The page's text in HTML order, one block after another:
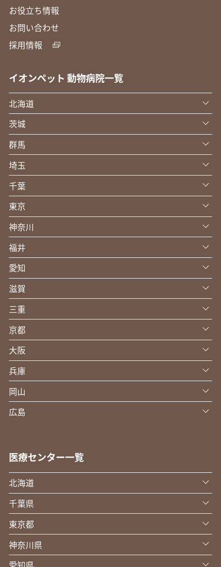
お役立ち情報
お問い合わせ
採用情報
イオンペット 動物病院一覧
北海道
茨城
群馬
埼玉
千葉
東京
神奈川
福井
愛知
滋賀
三重
京都
大阪
兵庫
岡山
広島
医療センター一覧
北海道
千葉県
東京都
神奈川県